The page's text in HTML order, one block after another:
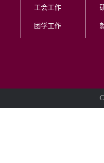
工会工作
团学工作